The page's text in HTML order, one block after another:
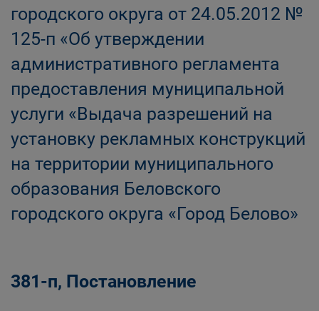
городского округа от 24.05.2012 №
125-п «Об утверждении
административного регламента
предоставления муниципальной
услуги «Выдача разрешений на
установку рекламных конструкций
на территории муниципального
образования Беловского
городского округа «Город Белово»
381-п, Постановление